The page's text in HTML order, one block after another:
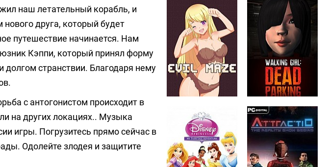
наш летательный корабль, и
друга, который будет
путешествие начинается. Нам
Кэппи, который принял форму
странствии. Благодаря нему
с антогонистом происходит в
на других локациях.. Музыка
игры. Погрузитесь прямо сейчас в
Одолейте злодея и защитите